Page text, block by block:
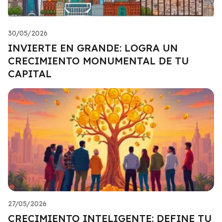
30/05/2026
INVIERTE EN GRANDE: LOGRA UN
CRECIMIENTO MONUMENTAL DE TU
CAPITAL
27/05/2026
CRECIMIENTO INTELIGENTE: DEFINE TU